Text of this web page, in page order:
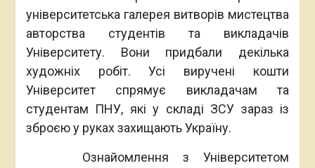
університетська галерея витворів мистецтва
авторства студентів та викладачів
Університету. Вони придбали декілька
художніх робіт. Усі виручені кошти
Університет спрямує викладачам та
студентам ПНУ, які у складі ЗСУ зараз із
зброєю у руках захищають Україну.
Ознайомлення з Університетом